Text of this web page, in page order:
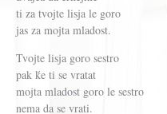
ti za tvojte lisja le goro
jas za mojta mladost.
Tvojte lisja goro sestro
pak ḱe ti se vratat
mojta mladost goro le sestro
nema da se vrati.